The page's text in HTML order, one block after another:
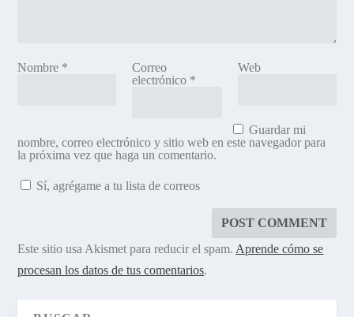
Nombre *
Correo
electrónico *
Web
Guardar mi
nombre, correo electrónico y sitio web en este navegador para
la próxima vez que haga un comentario.
Sí, agrégame a tu lista de correos
Este sitio usa Akismet para reducir el spam.Aprende cómo se
procesan los datos de tus comentarios.